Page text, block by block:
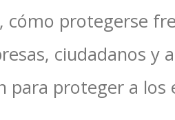
cómo protegerse
ciudadanos y
para proteger a los